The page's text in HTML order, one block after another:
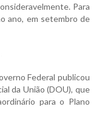
Para
ano, em setembro de
Federal publicou
da União (DOU), que
para o Plano